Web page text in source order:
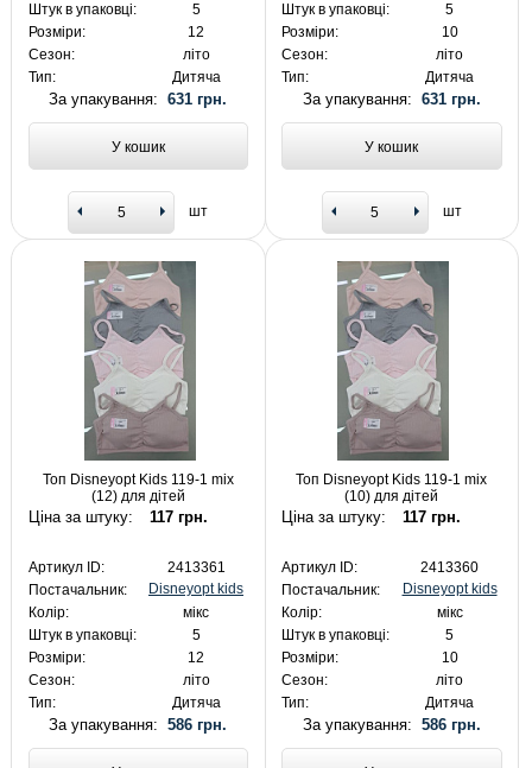
Штук в упаковці:
5
Розміри:
12
Сезон:
літо
Тип:
Дитяча
За упакування:631 грн.
У кошик
шт
Штук в упаковці:
5
Розміри:
10
Сезон:
літо
Тип:
Дитяча
За упакування: 631 грн.
У кошик
шт
Топ Disneyopt Kids 119-1 mix
(12) для дітей
Ціна за штуку: 117 грн.
Артикул ID:
2413361
Постачальник:
Disneyopt kids
Колір:
мікс
Штук в упаковці:
5
Розміри:
12
Сезон:
літо
Тип:
Дитяча
За упакування:586 грн.
Топ Disneyopt Kids 119-1 mix
(10) для дітей
Ціна за штуку: 117 грн.
Артикул ID:
2413360
Постачальник:
Disneyopt kids
Колір:
мікс
Штук в упаковці:
5
Розміри:
10
Сезон:
літо
Тип:
Дитяча
За упакування: 586 грн.